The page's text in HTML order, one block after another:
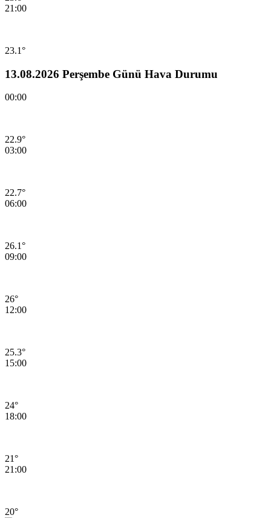
21:00
23.1°
13.08.2026 Perşembe Günü Hava Durumu
00:00
22.9°
03:00
22.7°
06:00
26.1°
09:00
26°
12:00
25.3°
15:00
24°
18:00
21°
21:00
20°